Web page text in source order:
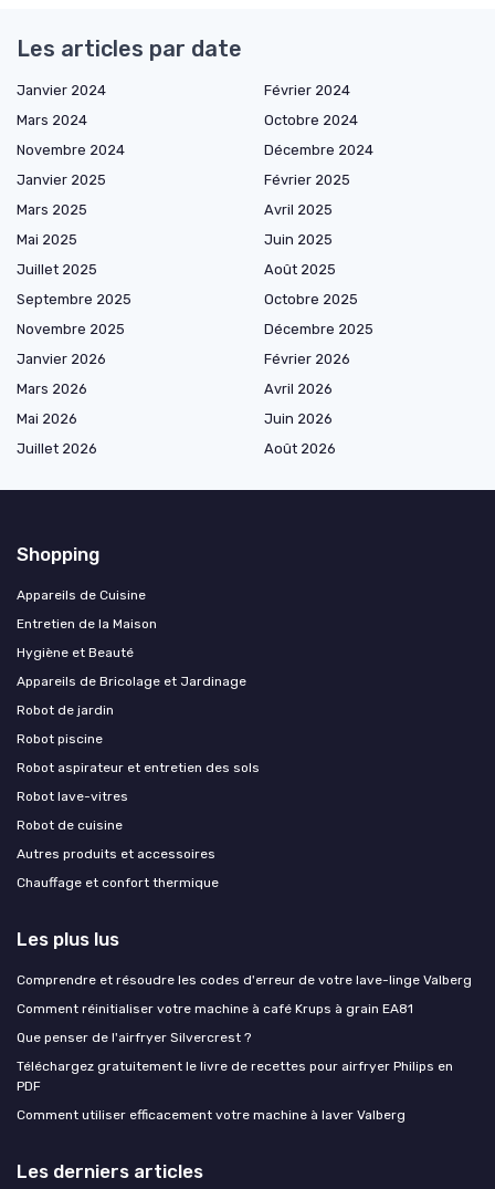
Les articles par date
Janvier 2024
Février 2024
Mars 2024
Octobre 2024
Novembre 2024
Décembre 2024
Janvier 2025
Février 2025
Mars 2025
Avril 2025
Mai 2025
Juin 2025
Juillet 2025
Août 2025
Septembre 2025
Octobre 2025
Novembre 2025
Décembre 2025
Janvier 2026
Février 2026
Mars 2026
Avril 2026
Mai 2026
Juin 2026
Juillet 2026
Août 2026
Shopping
Appareils de Cuisine
Entretien de la Maison
Hygiène et Beauté
Appareils de Bricolage et Jardinage
Robot de jardin
Robot piscine
Robot aspirateur et entretien des sols
Robot lave-vitres
Robot de cuisine
Autres produits et accessoires
Chauffage et confort thermique
Les plus lus
Comprendre et résoudre les codes d'erreur de votre lave-linge Valberg
Comment réinitialiser votre machine à café Krups à grain EA81
Que penser de l'airfryer Silvercrest ?
Téléchargez gratuitement le livre de recettes pour airfryer Philips en
PDF
Comment utiliser efficacement votre machine à laver Valberg
Les derniers articles